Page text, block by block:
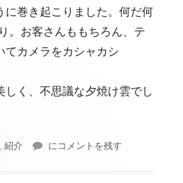
に巻き起こりました。何だ何
。お客さんももちろん、テ
カメラをカシャカシ
く、不思議な夕焼け雲でし
紹介 自然がくれた残暑見舞
にコメントを残す